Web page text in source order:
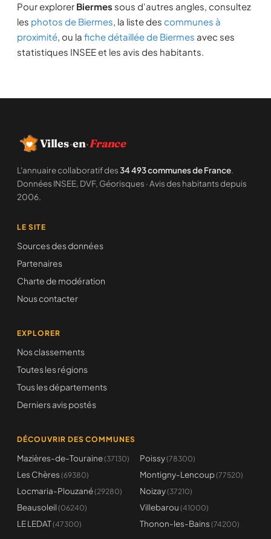
Pour explorer Biermes sous d'autres angles, consultez
les photos de Biermes, la liste des communes à
proximité, ou la fiche détaillée de Biermes avec ses
statistiques INSEE et les avis des habitants.
Villes·en·France
L'annuaire collaboratif des34 493 communes de France.
Données INSEE, DVF, Géorisques · Avis des habitants depuis
2006.
LE SITE
Sources des données
Partenaires
Charte de modération
Nous contacter
EXPLORER
Nos classements
Toutes les régions
Tous les départements
Derniers avis postés
DÉCOUVRIR DES COMMUNES
Mazières-de-Touraine(37130) Poissy(78300)
Les Chères (69380) Montigny-Lencoup(77520)
Locmaria-Plouzané(29280) Noizay(37210)
Beausoleil (06240) Villebarou (41000)
LE LEDAT(47300) Thonon-les-Bains (74200)